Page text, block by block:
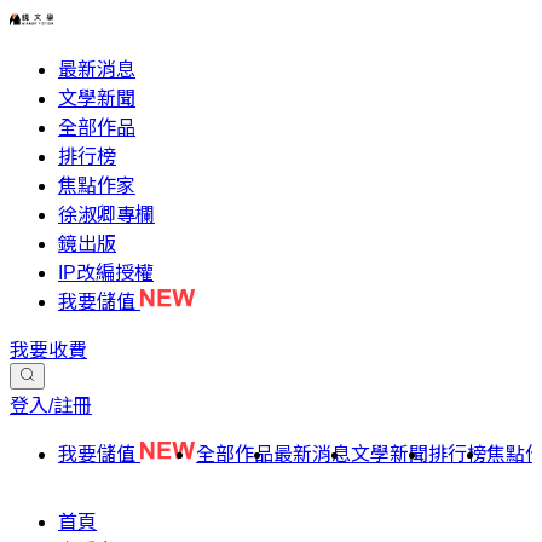
最新消息
文學新聞
全部作品
排行榜
焦點作家
徐淑卿專欄
鏡出版
IP改編授權
我要儲值
我要收費
登入/註冊
我要儲值 全部作品最新消息文學新聞排行榜焦點
首頁